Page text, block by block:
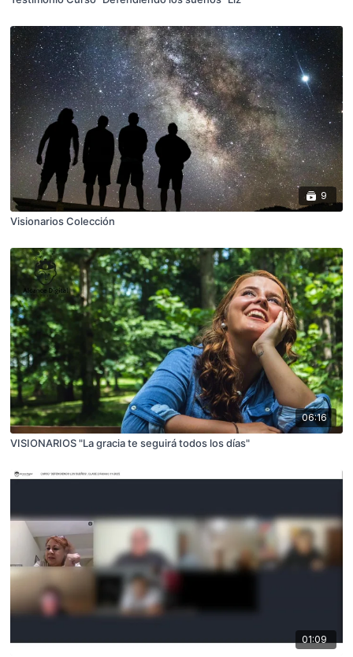
9
Visionarios Colección
06:16
VISIONARIOS "La gracia te seguirá todos los días"
01:09